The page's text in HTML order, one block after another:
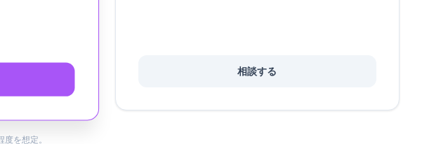
相談する
を想定。